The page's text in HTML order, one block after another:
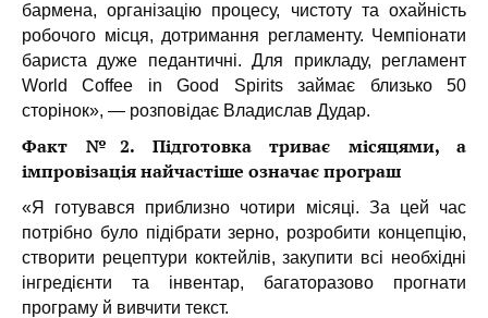
бармена, організацію процесу, чистоту та охайність
робочого місця, дотримання регламенту. Чемпіонати
бариста дуже педантичні. Для прикладу, регламент
World Coffee in Good Spirits займає близько 50
сторінок», — розповідає Владислав Дудар.
Факт №2. Підготовка триває місяцями, а
імпровізація найчастіше означає програш
«Я готувався приблизно чотири місяці. За цей час
потрібно було підібрати зерно, розробити концепцію,
створити рецептури коктейлів, закупити всі необхідні
інгредієнти та інвентар, багаторазово прогнати
програму й вивчити текст.